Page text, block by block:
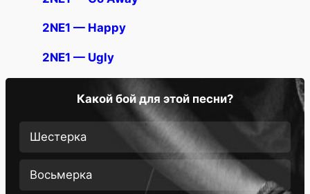
2NE1 — Happy
2NE1 — Ugly
Какой бой для этой песни?
Шестерка
Восьмерка